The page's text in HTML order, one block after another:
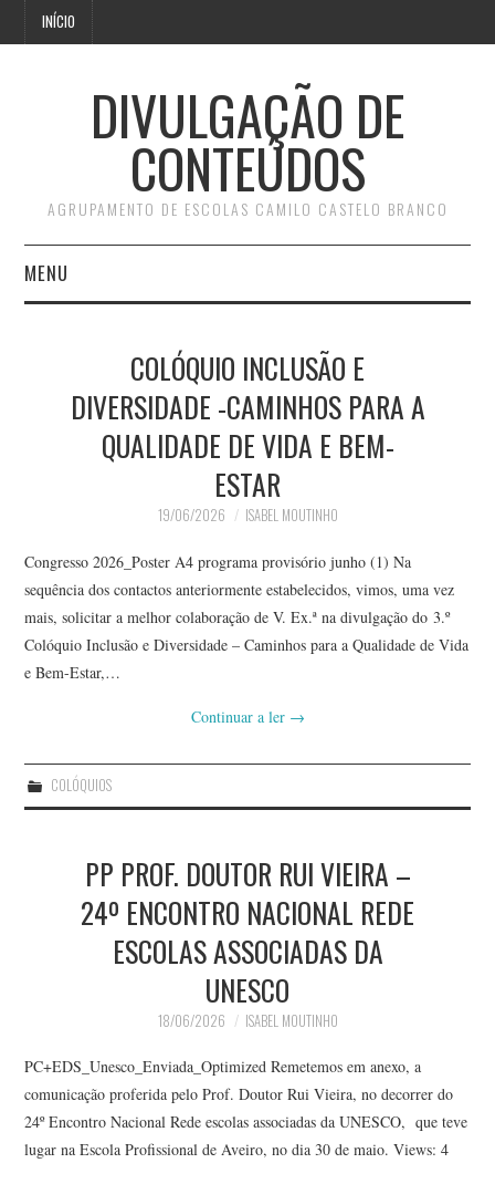
INÍCIO
DIVULGAÇÃO DE
CONTEÚDOS
AGRUPAMENTO DE ESCOLAS CAMILO CASTELO BRANCO
MENU
COLÓQUIO INCLUSÃO E
DIVERSIDADE -CAMINHOS PARA A
QUALIDADE DE VIDA E BEM-
ESTAR
19/06/2026 ISABEL MOUTINHO
Congresso 2026_Poster A4 programa provisório junho (1) Na
sequência dos contactos anteriormente estabelecidos, vimos, uma vez
mais, solicitar a melhor colaboração de V. Ex.ª na divulgação do 3.º
Colóquio Inclusão e Diversidade – Caminhos para a Qualidade de Vida
e Bem-Estar,…
Continuar a ler →
COLÓQUIOS
PP PROF. DOUTOR RUI VIEIRA –
24º ENCONTRO NACIONAL REDE
ESCOLAS ASSOCIADAS DA
UNESCO
18/06/2026 ISABEL MOUTINHO
PC+EDS_Unesco_Enviada_Optimized Remetemos em anexo, a
comunicação proferida pelo Prof. Doutor Rui Vieira, no decorrer do
24º Encontro Nacional Rede escolas associadas da UNESCO, que teve
lugar na Escola Profissional de Aveiro, no dia 30 de maio. Views: 4